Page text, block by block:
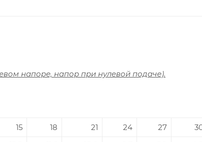
напоре, напор при нулевой подаче).
15 18 21 24 27